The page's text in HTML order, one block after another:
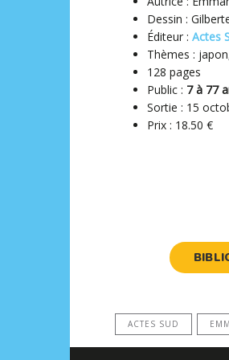
Dessin :
Éditeur ‏: Actes
Thèmes :
128 pages
Public : 7 à 77
Sortie : 15
Prix : 18.50 €
ACTES SUD